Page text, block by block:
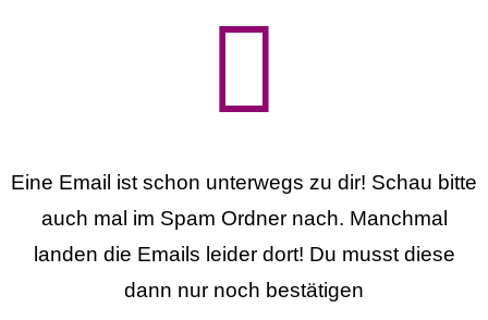
Eine Email ist schon unterwegs zu dir! Schau bitte
auch mal im Spam Ordner nach. Manchmal
landen die Emails leider dort! Du musst diese
dann nur noch bestätigen